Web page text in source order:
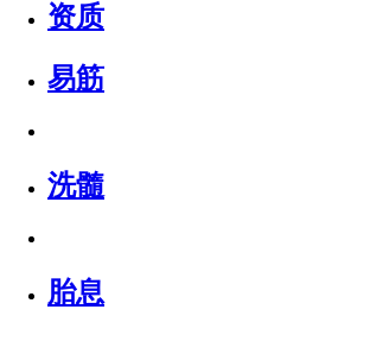
资质
易筋
洗髓
胎息